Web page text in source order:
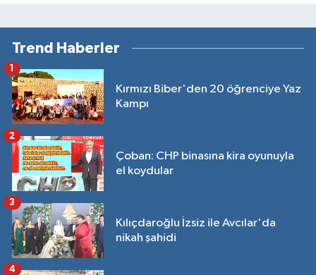
Trend Haberler
Kırmızı Biber'den 20 öğrenciye Yaz
Kampı
1
Çoban: CHP binasına kira oyunuyla
el koydular
2
Kılıçdaroğlu İzsiz ile Avcılar'da
nikah şahidi
3
4